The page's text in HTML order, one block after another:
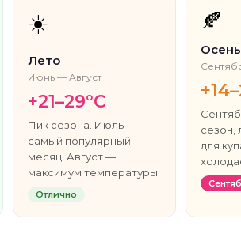
☀️
Лето
Июнь — Август
+21–29°C
Пик сезона. Июль —
самый популярный
месяц. Август —
максимум температуры.
Отлично
🍂
Осень
сезон,
для